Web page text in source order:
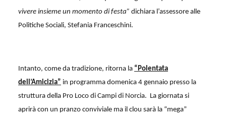
vivere insieme un momento di festa” dichiara l’assessore alle
Politiche Sociali, Stefania Franceschini.
Intanto, come da tradizione, ritorna la “Polentata
dell’Amicizia” in programma domenica 4 gennaio presso la
struttura della Pro Loco di Campi di Norcia. La giornata si
aprirà con un pranzo conviviale ma il clou sarà la “mega”